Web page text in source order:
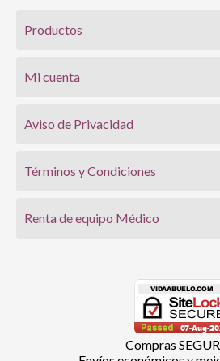
Productos
Mi cuenta
Aviso de Privacidad
Términos y Condiciones
Renta de equipo Médico
Compras